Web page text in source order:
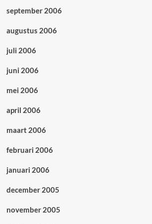
september 2006
augustus 2006
juli 2006
juni 2006
mei 2006
april 2006
maart 2006
februari 2006
januari 2006
december 2005
november 2005